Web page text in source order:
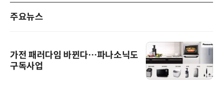
주요뉴스
가전 패러다임 바뀐다…파나소닉도
구독사업